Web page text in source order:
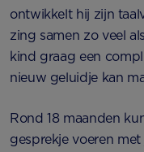
ontwikkelt hij zijn
zing samen zo veel
kind graag een
nieuw geluidje kan
Rond 18 maanden
gesprekje voeren